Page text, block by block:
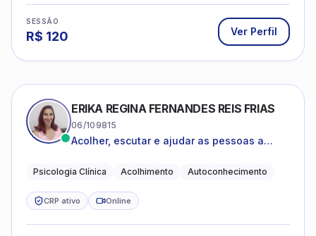
SESSÃO
R$ 120 Ver Perfil
ERIKA REGINA FERNANDES REIS FRIAS
06/109815
Acolher, escutar e ajudar as pessoas a
Psicologia Clínica Acolhimento Autoconhecimento
CRP ativo Online